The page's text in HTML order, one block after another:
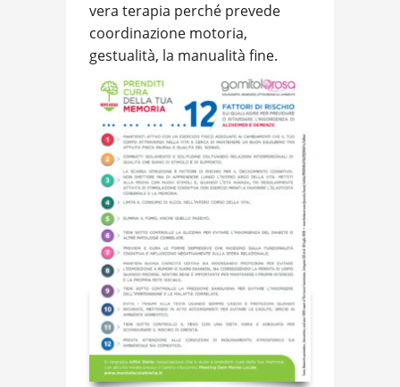
vera terapia perché prevede
coordinazione motoria,
gestualità, la manualità fine.